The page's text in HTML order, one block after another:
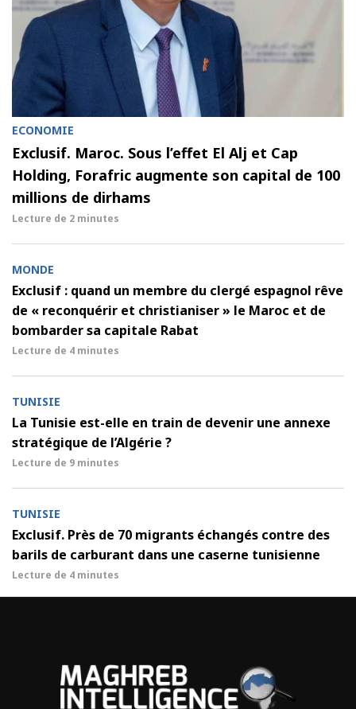
ECONOMIE
Exclusif. Maroc. Sous l’effet El Alj et Cap
Holding, Forafric augmente son capital de 100
millions de dirhams
Lecture de 2 minutes
MONDE
Exclusif : quand un membre du clergé espagnol rêve
de « reconquérir et christianiser » le Maroc et de
bombarder sa capitale Rabat
Lecture de 4 minutes
TUNISIE
La Tunisie est-elle en train de devenir une annexe
stratégique de l’Algérie ?
Lecture de 9 minutes
TUNISIE
Exclusif. Près de 70 migrants échangés contre des
barils de carburant dans une caserne tunisienne
Lecture de 4 minutes